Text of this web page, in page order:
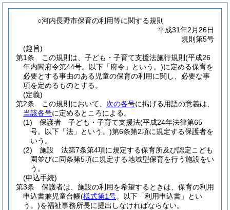
○河内長野市保育の利用等に関する規則
平成31年2月26日
規則第5号
(趣旨)
第1条
この規則は、子ども・子育て支援法施行規則 (平成26
年内閣府令第44号。以下「府令」という。)に定める保育を
必要とする事由のある児童の保育の利用に関し、必要な事
項を定めるものとする。
(定義)
第2条
この規則において、 次の各号に掲げる用語の意義は、
当該各号に定めるところによる。
(1)
保護者 子ども・子育て支援法(平成24年法律第65
号。以下「法」という。)第6条第2項に規定する保護者を
いう。
(2)
施設 法第7条第4項に規定する保育所及び認定こども
園並びに同条第5項に規定する地域型保育を行う施設をい
う。
(申込手続)
第3条
保護者は、施設の利用を希望するときは、保育の利用
申込書兼児童台帳(様式第1号。以下「利用申込書」とい
う。)を福祉事務所長に提出しなければならない。